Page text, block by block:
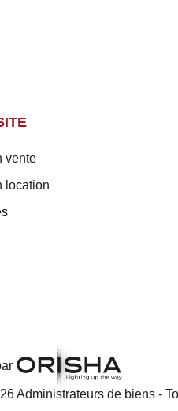
vente
location
Administrateurs de biens -